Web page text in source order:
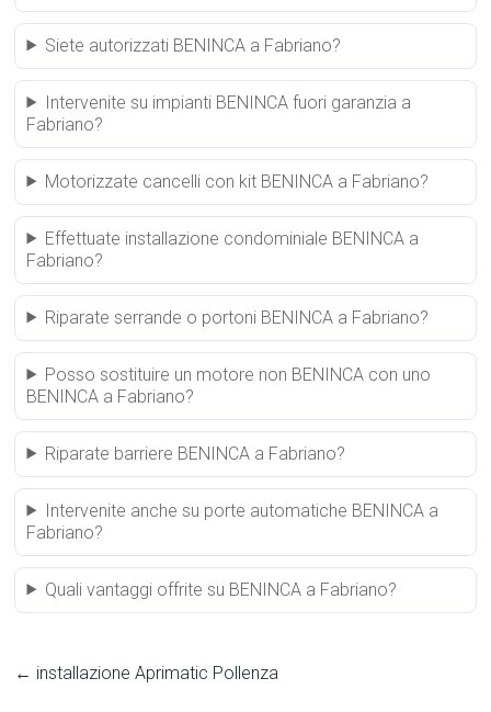
Siete autorizzati BENINCA a Fabriano?
Intervenite su impianti BENINCA fuori garanzia a
Fabriano?
Motorizzate cancelli con kit BENINCA a Fabriano?
Effettuate installazione condominiale BENINCA a
Fabriano?
Riparate serrande o portoni BENINCA a Fabriano?
Posso sostituire un motore non BENINCA con uno
BENINCA a Fabriano?
Riparate barriere BENINCA a Fabriano?
Intervenite anche su porte automatiche BENINCA a
Fabriano?
Quali vantaggi offrite su BENINCA a Fabriano?
← installazione Aprimatic Pollenza